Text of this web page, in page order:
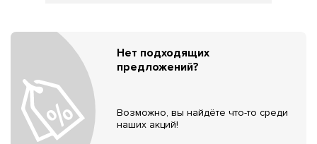
Нет подходящих
предложений?
Возможно, вы найдёте что-то среди
наших акций!